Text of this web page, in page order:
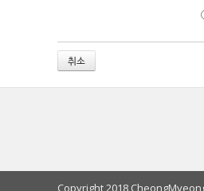
취소
Copyright 2018